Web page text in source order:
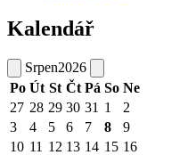
Kalendář
Srpen2026
Po Út St Čt Pá So Ne
27 28 29 30 31 1
2
3
4 5 6 7 8
9
10 11 12 13 14 15 16